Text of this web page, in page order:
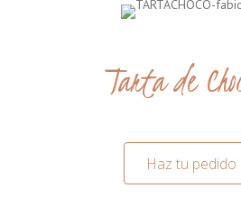
Tarta de
Haz tu pedido